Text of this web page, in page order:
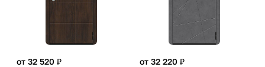
от 32 520 ₽
от 32 220 ₽